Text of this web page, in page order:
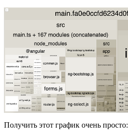
Получить этот график очень просто: